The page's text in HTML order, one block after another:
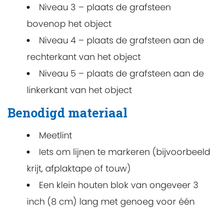
Niveau 3 – plaats de grafsteen
bovenop het object
Niveau 4 – plaats de grafsteen aan de
rechterkant van het object
Niveau 5 – plaats de grafsteen aan de
linkerkant van het object
Benodigd materiaal
Meetlint
Iets om lijnen te markeren (bijvoorbeeld
krijt, afplaktape of touw)
Een klein houten blok van ongeveer 3
inch (8 cm) lang met genoeg voor één